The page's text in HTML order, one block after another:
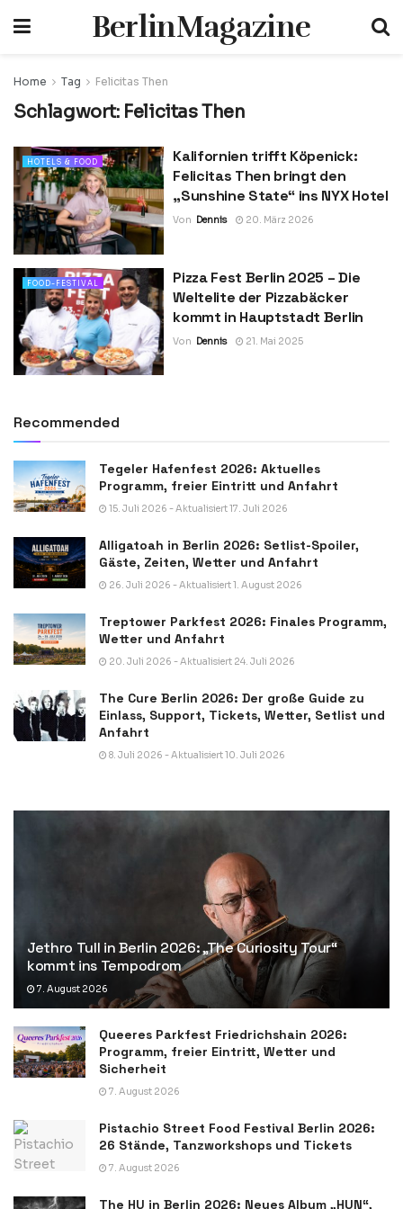
BerlinMagazine
Home Tag Felicitas Then
Schlagwort: Felicitas Then
HOTELS & FOOD
Kalifornien trifft Köpenick:
Felicitas Then bringt den
„Sunshine State“ ins NYX Hotel
Von Dennis 20. März 2026
FOOD-FESTIVAL
Pizza Fest Berlin 2025 – Die
Weltelite der Pizzabäcker
kommt in Hauptstadt Berlin
Von Dennis 21. Mai 2025
Recommended
Tegeler Hafenfest 2026: Aktuelles
Programm, freier Eintritt und Anfahrt
15. Juli 2026 - Aktualisiert 17. Juli 2026
Alligatoah in Berlin 2026: Setlist-Spoiler,
Gäste, Zeiten, Wetter und Anfahrt
26. Juli 2026 - Aktualisiert 1. August 2026
Treptower Parkfest 2026: Finales Programm,
Wetter und Anfahrt
20. Juli 2026 - Aktualisiert 24. Juli 2026
The Cure Berlin 2026: Der große Guide zu
Einlass, Support, Tickets, Wetter, Setlist und
Anfahrt
8. Juli 2026 - Aktualisiert 10. Juli 2026
Jethro Tull in Berlin 2026: „The Curiosity Tour“
kommt ins Tempodrom
7. August 2026
Queeres Parkfest Friedrichshain 2026:
Programm, freier Eintritt, Wetter und
Sicherheit
7. August 2026
Pistachio Street Food Festival Berlin 2026:
26 Stände, Tanzworkshops und Tickets
7. August 2026
The HU in Berlin 2026: Neues Album „HUN“,